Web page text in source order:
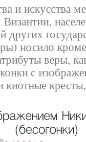
и искусства
других
носило
веры,
с
киотные